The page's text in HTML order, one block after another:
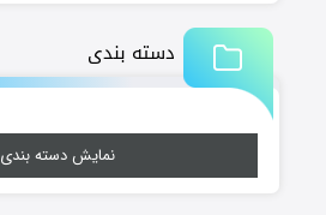
دسته بندی
نمایش دسته بندی